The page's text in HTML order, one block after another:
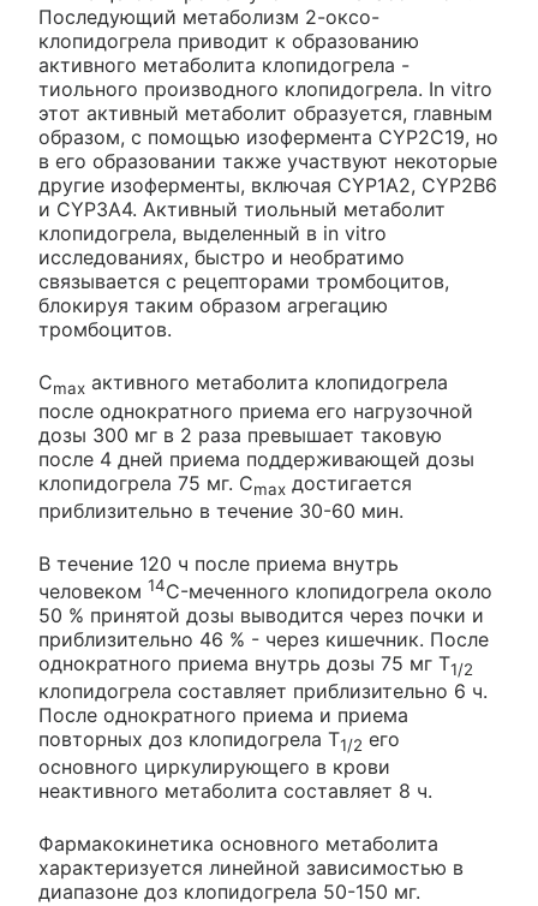
Последующий метаболизм 2-оксо-
клопидогрела приводит к образованию
активного метаболита клопидогрела -
тиольного производного клопидогрела. In vitro
этот активный метаболит образуется, главным
образом, с помощью изофермента CYP2C19, но
в его образовании также участвуют некоторые
другие изоферменты, включая CYP1A2, CYP2B6
и CYP3A4. Активный тиольный метаболит
клопидогрела, выделенный в in vitro
исследованиях, быстро и необратимо
связывается с рецепторами тромбоцитов,
блокируя таким образом агрегацию
тромбоцитов.
Сmax активного метаболита клопидогрела
после однократного приема его нагрузочной
дозы 300 мг в 2 раза превышает таковую
после 4 дней приема поддерживающей дозы
клопидогрела 75 мг. Сmax достигается
приблизительно в течение 30-60 мин.
В течение 120 ч после приема внутрь
человеком 14C-меченного клопидогрела около
50 % принятой дозы выводится через почки и
приблизительно 46 % - через кишечник. После
однократного приема внутрь дозы 75 мг Т1/2
клопидогрела составляет приблизительно 6 ч.
После однократного приема и приема
повторных доз клопидогрела Т1/2 его
основного циркулирующего в крови
неактивного метаболита составляет 8 ч.
Фармакокинетика основного метаболита
характеризуется линейной зависимостью в
диапазоне доз клопидогрела 50-150 мг.